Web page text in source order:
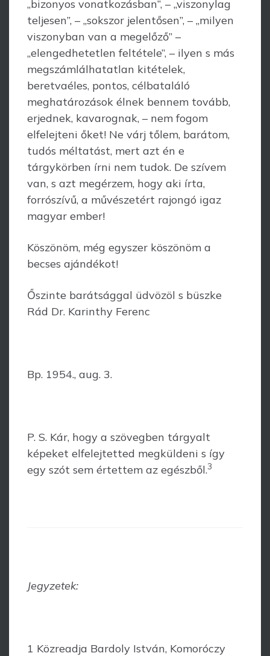
„bizonyos vonatkozásban”, – „viszonylag
teljesen”, – „sok­szor jelentősen”, – „milyen
viszonyban van a megelőző” –
„elengedhetetlen felté­tele”, – ilyen s más
megszámlálhatatlan kitételek,
beretvaéles, pontos, célbataláló
meghatározások élnek bennem tovább,
erjednek, kavarognak, – nem fogom
elfelej­teni őket! Ne várj tőlem, barátom,
tudós méltatást, mert azt én e
tárgykörben írni nem tudok. De szívem
van, s azt megérzem, hogy aki írta,
forrószívű, a művészetért rajongó igaz
magyar ember!
Köszönöm, még egyszer köszönöm a
becses ajándékot!
Őszinte barátsággal üdvözöl s büszke
Rád Dr. Karinthy Ferenc
Bp. 1954., aug. 3.
P. S. Kár, hogy a szövegben tárgyalt
képeket elfelejtetted megküldeni s így
egy szót sem értettem az egészből.3
Jegyzetek:
1 Közreadja Bardoly István, Komoróczy